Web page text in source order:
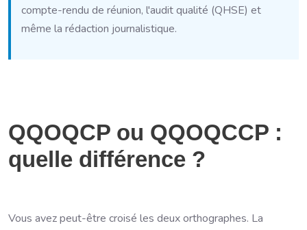
compte-rendu de réunion, l'audit qualité (QHSE) et
même la rédaction journalistique.
QQOQCP ou QQOQCCP :
quelle différence ?
Vous avez peut-être croisé les deux orthographes. La